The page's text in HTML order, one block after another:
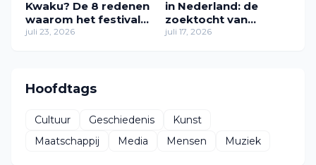
Kwaku? De 8 redenen
waarom het festival
in zijn huidige vorm
juli 23, 2026
in Nederland: de
zoektocht van
Zawdie Sandvliet
juli 17, 2026
Hoofdtags
Cultuur Geschiedenis
Kunst
Maatschappij
Media Mensen Muziek